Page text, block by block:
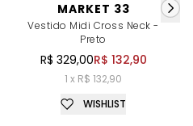
MARKET 33
Vestido Midi Cross Neck -
Preto
R$ 329,00R$ 132,90
1 x R$ 132,90
WISHLIST